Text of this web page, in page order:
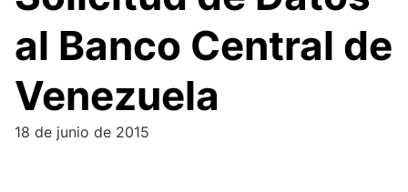
al Banco Central de
Venezuela
18 de junio de 2015